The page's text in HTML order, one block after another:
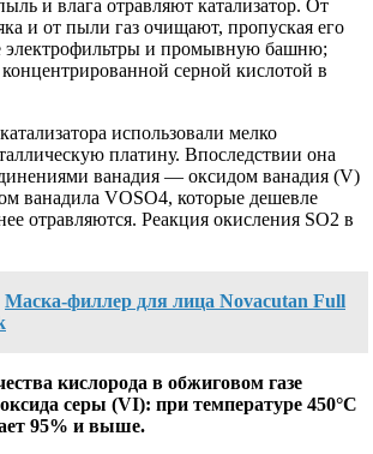
и влага отравляют катализатор. От
и от пыли газ очищают, пропуская его
электрофильтры и промывную башню;
концентрированной серной кислотой в
использовали мелко
платину. Впоследствии она
ванадия — оксидом ванадия (V)
ванадила VOSO4, которые дешевле
отравляются. Реакция окисления SO2 в
Маска-филлер для лица Novacutan Full
кислорода в обжиговом газе
серы (VI): при температуре 450°С
95% и выше.